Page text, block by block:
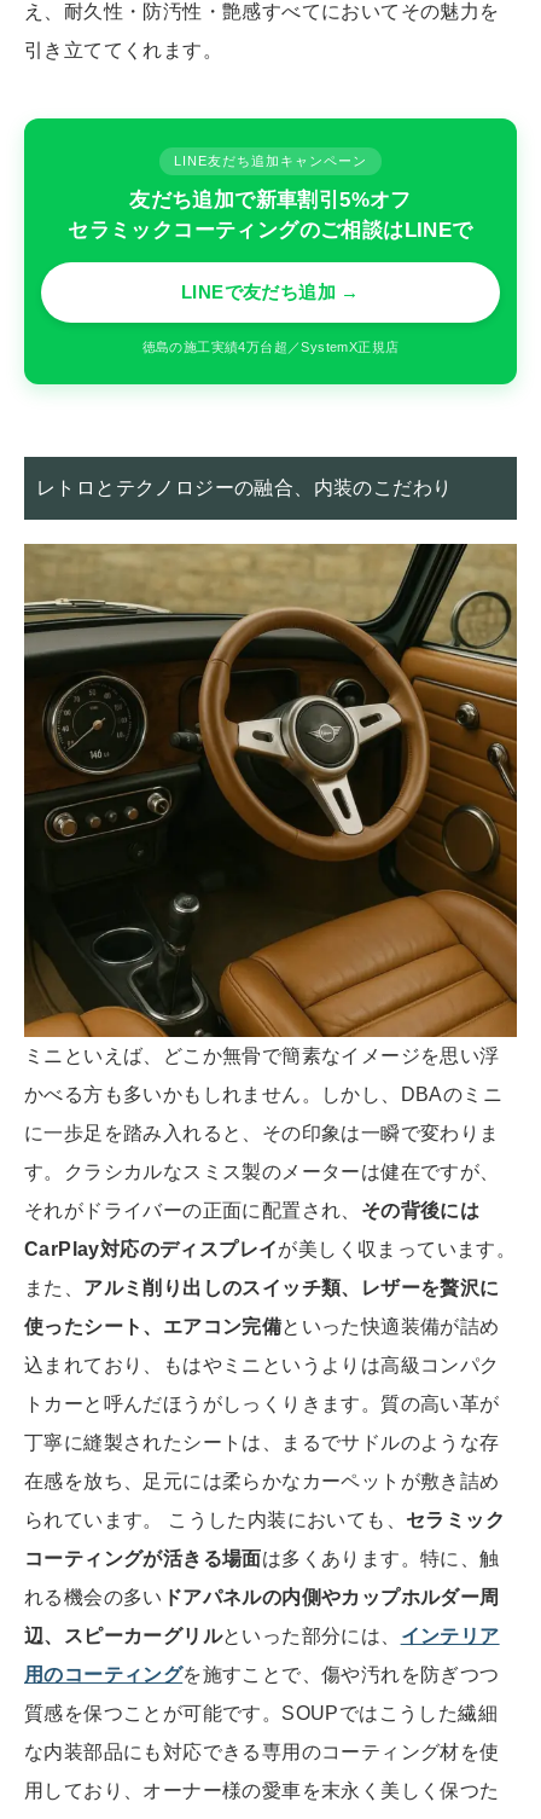
え、耐久性・防汚性・艶感すべてにおいてその魅力を
引き立ててくれます。
LINE友だち追加キャンペーン
友だち追加で新車割引5%オフ
セラミックコーティングのご相談はLINEで
LINEで友だち追加 →
徳島の施工実績4万台超／SystemX正規店
レトロとテクノロジーの融合、内装のこだわり
ミニといえば、どこか無骨で簡素なイメージを思い浮
かべる方も多いかもしれません。しかし、DBAのミニ
に一歩足を踏み入れると、その印象は一瞬で変わりま
す。クラシカルなスミス製のメーターは健在ですが、
それがドライバーの正面に配置され、 その背後には
CarPlay対応のディスプレイが美しく収まっています。
また、 アルミ削り出しのスイッチ類、レザーを贅沢に
使ったシート、エアコン完備といった快適装備が詰め
込まれており、もはやミニというよりは高級コンパク
トカーと呼んだほうがしっくりきます。質の高い革が
丁寧に縫製されたシートは、まるでサドルのような存
在感を放ち、足元には柔らかなカーペットが敷き詰め
られています。 こうした内装においても、 セラミック
コーティングが活きる場面は多くあります。特に、触
れる機会の多い ドアパネルの内側やカップホルダー周
辺、スピーカーグリルといった部分には、 インテリア
用のコーティングを施すことで、傷や汚れを防ぎつつ
質感を保つことが可能です。SOUPではこうした繊細
な内装部品にも対応できる専用のコーティング材を使
用しており、オーナー様の愛車を末永く美しく保つた